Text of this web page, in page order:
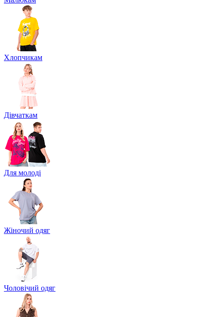
Хлопчикам
Дівчаткам
Для молоді
Жіночий одяг
Чоловічий одяг